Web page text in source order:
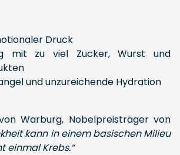
Druck
mit zu viel Zucker, Wurst und
und unzureichende Hydration
Warburg, Nobelpreisträger von
kann in einem basischen Milieu
einmal Krebs.“